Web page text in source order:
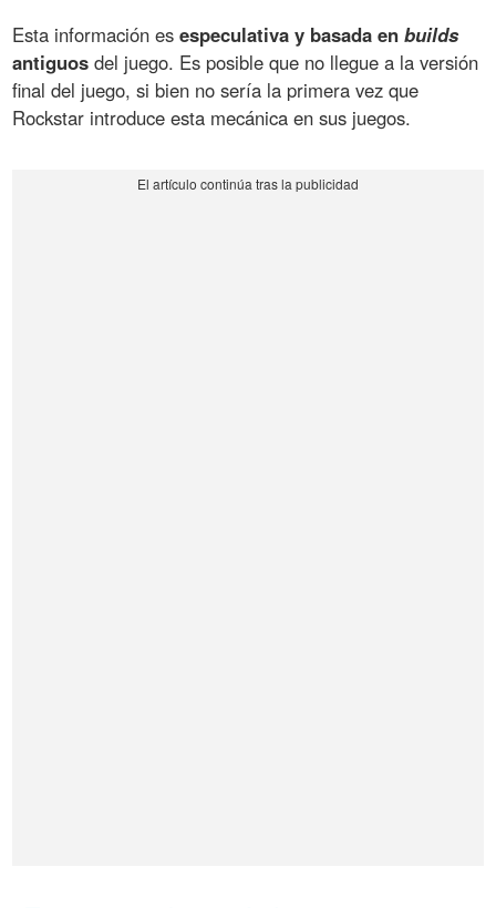
Esta información esespeculativa y basada enbuilds
antiguos del juego. Es posible que no llegue a la versión
final del juego, si bien no sería la primera vez que
Rockstar introduce esta mecánica en sus juegos.